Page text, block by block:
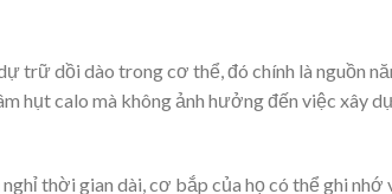
trữ dồi dào trong cơ thể, đó chính là nguồn
hụt calo mà không ảnh hưởng đến việc xây
thời gian dài, cơ bắp của họ có thể ghi nhớ